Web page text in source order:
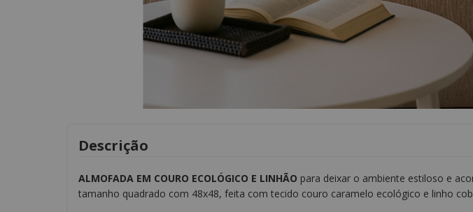
Descrição
ALMOFADA EM COURO ECOLÓGICO E LINHÃO para deixar o ambiente estiloso e
tamanho quadrado com 48x48, feita com tecido couro caramelo ecológico e linho